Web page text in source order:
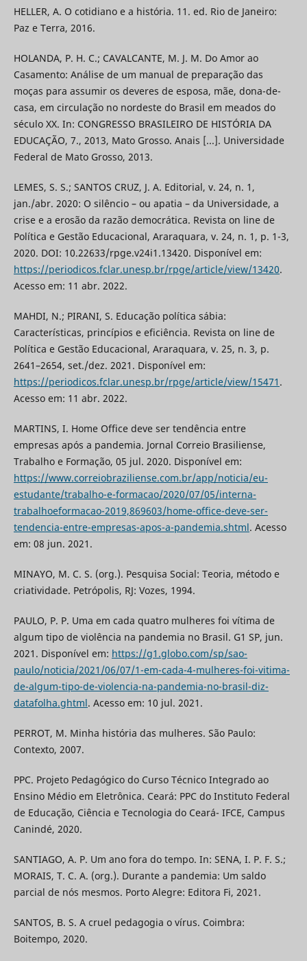
HELLER, A. O cotidiano e a história. 11. ed. Rio de Janeiro:
Paz e Terra, 2016.
HOLANDA, P. H. C.; CAVALCANTE, M. J. M. Do Amor ao
Casamento: Análise de um manual de preparação das
moças para assumir os deveres de esposa, mãe, dona-de-
casa, em circulação no nordeste do Brasil em meados do
século XX. In: CONGRESSO BRASILEIRO DE HISTÓRIA DA
EDUCAÇÃO, 7., 2013, Mato Grosso. Anais [...]. Universidade
Federal de Mato Grosso, 2013.
LEMES, S. S.; SANTOS CRUZ, J. A. Editorial, v. 24, n. 1,
jan./abr. 2020: O silêncio – ou apatia – da Universidade, a
crise e a erosão da razão democrática. Revista on line de
Política e Gestão Educacional, Araraquara, v. 24, n. 1, p. 1-3,
2020. DOI: 10.22633/rpge.v24i1.13420. Disponível em:
https://periodicos.fclar.unesp.br/rpge/article/view/13420.
Acesso em: 11 abr. 2022.
MAHDI, N.; PIRANI, S. Educação política sábia:
Características, princípios e eficiência. Revista on line de
Política e Gestão Educacional, Araraquara, v. 25, n. 3, p.
2641–2654, set./dez. 2021. Disponível em:
https://periodicos.fclar.unesp.br/rpge/article/view/15471 .
Acesso em: 11 abr. 2022.
MARTINS, I. Home Office deve ser tendência entre
empresas após a pandemia. Jornal Correio Brasiliense,
Trabalho e Formação, 05 jul. 2020. Disponível em:
https://www.correiobraziliense.com.br/app/noticia/eu-
estudante/trabalho-e-formacao/2020/07/05/interna-
trabalhoeformacao-2019,869603/home-office-deve-ser-
tendencia-entre-empresas-apos-a-pandemia.shtml. Acesso
em: 08 jun. 2021.
MINAYO, M. C. S. (org.). Pesquisa Social: Teoria, método e
criatividade. Petrópolis, RJ: Vozes, 1994.
PAULO, P. P. Uma em cada quatro mulheres foi vítima de
algum tipo de violência na pandemia no Brasil. G1 SP, jun.
2021. Disponível em: https://g1.globo.com/sp/sao-
paulo/noticia/2021/06/07/1-em-cada-4-mulheres-foi-vitima-
de-algum-tipo-de-violencia-na-pandemia-no-brasil-diz-
datafolha.ghtml. Acesso em: 10 jul. 2021.
PERROT, M. Minha história das mulheres. São Paulo:
Contexto, 2007.
PPC. Projeto Pedagógico do Curso Técnico Integrado ao
Ensino Médio em Eletrônica. Ceará: PPC do Instituto Federal
de Educação, Ciência e Tecnologia do Ceará- IFCE, Campus
Canindé, 2020.
SANTIAGO, A. P. Um ano fora do tempo. In: SENA, I. P. F. S.;
MORAIS, T. C. A. (org.). Durante a pandemia: Um saldo
parcial de nós mesmos. Porto Alegre: Editora Fi, 2021.
SANTOS, B. S. A cruel pedagogia o vírus. Coimbra:
Boitempo, 2020.